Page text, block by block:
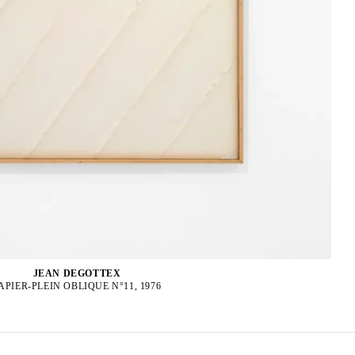
JEAN DEGOTTEX
PLEIN OBLIQUE N°11, 1976